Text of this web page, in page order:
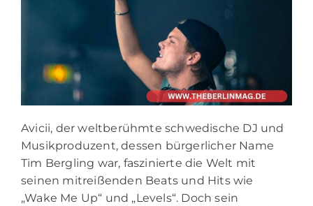
Avicii, der weltberühmte schwedische DJ und
Musikproduzent, dessen bürgerlicher Name
Tim Bergling war, faszinierte die Welt mit
seinen mitreißenden Beats und Hits wie
„Wake Me Up“ und „Levels“. Doch sein